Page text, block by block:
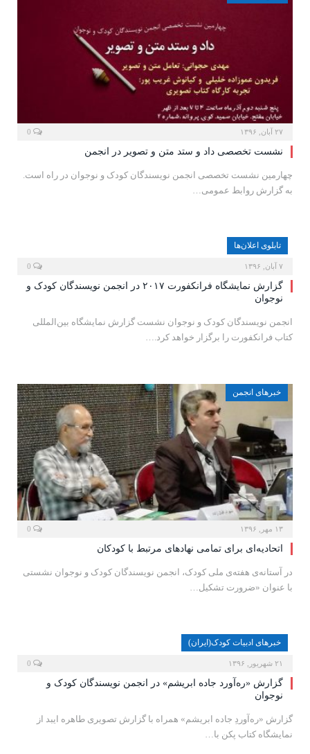
۲۷ آبان, ۱۳۹۶
نشست تخصصی داد و ستد متن و تصویر در انجمن
چهارمین نشست تخصصی انجمن نویسندگان کودک و نوجوان در راه است.
به گزارش روابط عمومی…
تابلوی اعلان‌ها
۷ آبان, ۱۳۹۶
گزارش نمایشگاه فرانکفورت ۲۰۱۷ در انجمن نویسندگان کودک و
نوجوان
انجمن نویسندگان کودک و نوجوان نشست گزارش نمایشگاه بین‌المللی
کتاب فرانکفورت را برگزار خواهد کرد.…
خبرهای انجمن
۱۳ مهر, ۱۳۹۶
اتحادیه‌ای برای تمامی نهادهای مرتبط با کودکان
در آستانه‌ی هفته‌ی ملی کودک، انجمن نویسندگان کودک و نوجوان نشستی
با عنوان «ضرورت تشکیل…
خبرهای ادبیات کودک(ایران)
۲۱ شهریور, ۱۳۹۶
گزارش «ره‌آورد جاده‌ ابریشم» در انجمن نویسندگان کودک و
نوجوان
گزارش «ره‌آوردِ جاده‌ ابریشم» همراه با گزارش تصویری طاهره‌ ایبد از
نمایشگاه کتاب پکن با…